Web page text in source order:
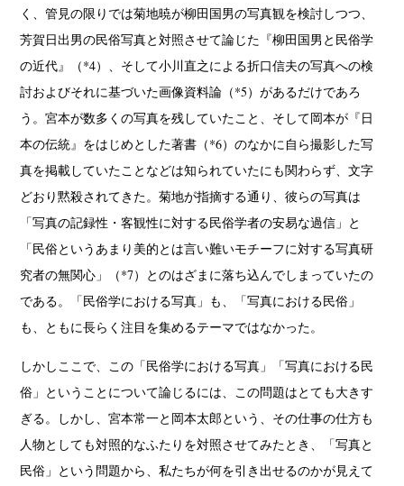
く、管見の限りでは菊地暁が柳田国男の写真観を検討しつつ、
芳賀日出男の民俗写真と対照させて論じた『柳田国男と民俗学
の近代』（*4）、そして小川直之による折口信夫の写真への検
討およびそれに基づいた画像資料論（*5）があるだけであろ
う。宮本が数多くの写真を残していたこと、そして岡本が『日
本の伝統』をはじめとした著書（*6）のなかに自ら撮影した写
真を掲載していたことなどは知られていたにも関わらず、文字
どおり黙殺されてきた。菊地が指摘する通り、彼らの写真は
「写真の記録性・客観性に対する民俗学者の安易な過信」と
「民俗というあまり美的とは言い難いモチーフに対する写真研
究者の無関心」（*7）とのはざまに落ち込んでしまっていたの
である。「民俗学における写真」も、「写真における民俗」
も、ともに長らく注目を集めるテーマではなかった。
しかしここで、この「民俗学における写真」「写真における民
俗」ということについて論じるには、この問題はとても大きす
ぎる。しかし、宮本常一と岡本太郎という、その仕事の仕方も
人物としても対照的なふたりを対照させてみたとき、「写真と
民俗」という問題から、私たちが何を引き出せるのかが見えて